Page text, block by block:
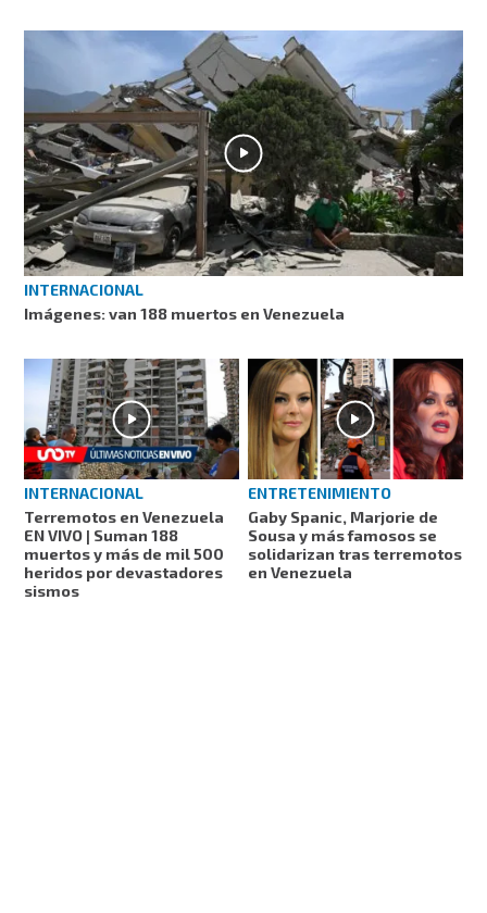
INTERNACIONAL
Imágenes: van 188 muertos en Venezuela
INTERNACIONAL
Terremotos en Venezuela
EN VIVO | Suman 188
muertos y más de mil 500
heridos por devastadores
sismos
ENTRETENIMIENTO
Gaby Spanic, Marjorie de
Sousa y más famosos se
solidarizan tras terremotos
en Venezuela